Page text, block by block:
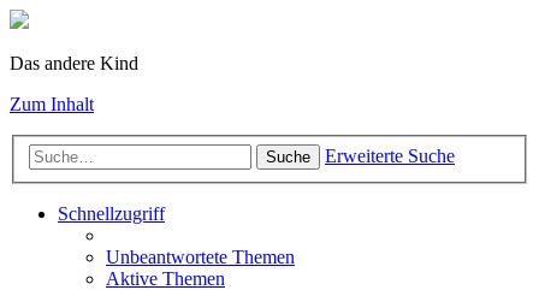
Das andere Kind
Zum Inhalt
Suche Erweiterte Suche
Schnellzugriff
Unbeantwortete Themen
Aktive Themen